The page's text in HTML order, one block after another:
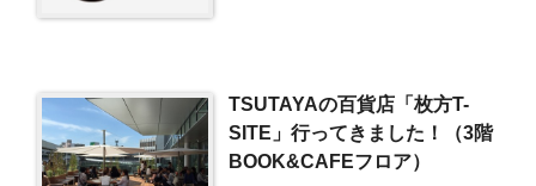
TSUTAYAの百貨店「枚方T-
SITE」行ってきました！（3階
BOOK&CAFEフロア）